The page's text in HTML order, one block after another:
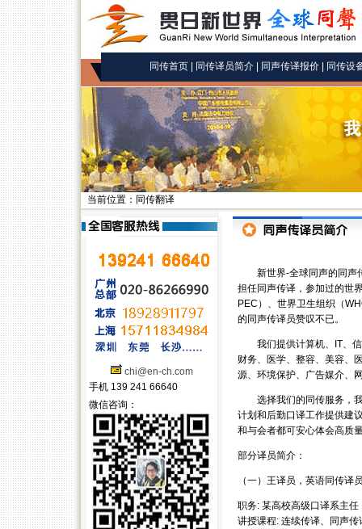
同传首页| 同传译员简介| 同声传译报价| 同传设
当前位置：同传翻译
chi@en-ch.com
手机 139 241 66640
微信咨询：
新世界-全球同声的同声传
担任同声传译，参加过的世
PEC）、世界卫生组织（
的同声传译员赞叹不已。
我们提供计算机、IT、信
财务、医学、整容、美容、
源、环境保护、广告媒介、
选择我们的同传服务，我
计划和后勤口译工作提供建
和与会者都可安心体会高质
部分译员简介：
（一）王译员，英语同传译
职务: 某高校高级口译系主任
讲授课程: 连续传译、同声